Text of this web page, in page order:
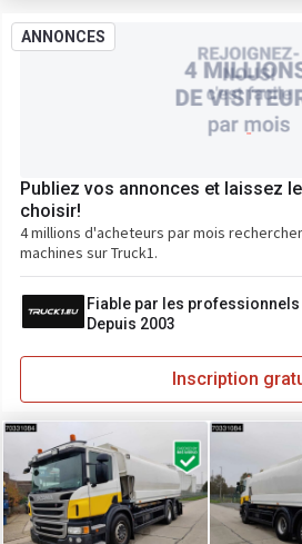
ANNONCES
Publiez vos annonces et laissez
choisir!
4 millions d'acheteurs par mois
machines sur Truck1.
Fiable par les professionnels
Depuis 2003
Inscription